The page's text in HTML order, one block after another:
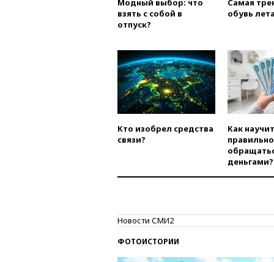
Модный выбор: что
взять с собой в
отпуск?
Самая
обувь
Кто изобрел средства
связи?
Как
правильно
деньгами?
Новости СМИ2
ФОТОИСТОРИИ